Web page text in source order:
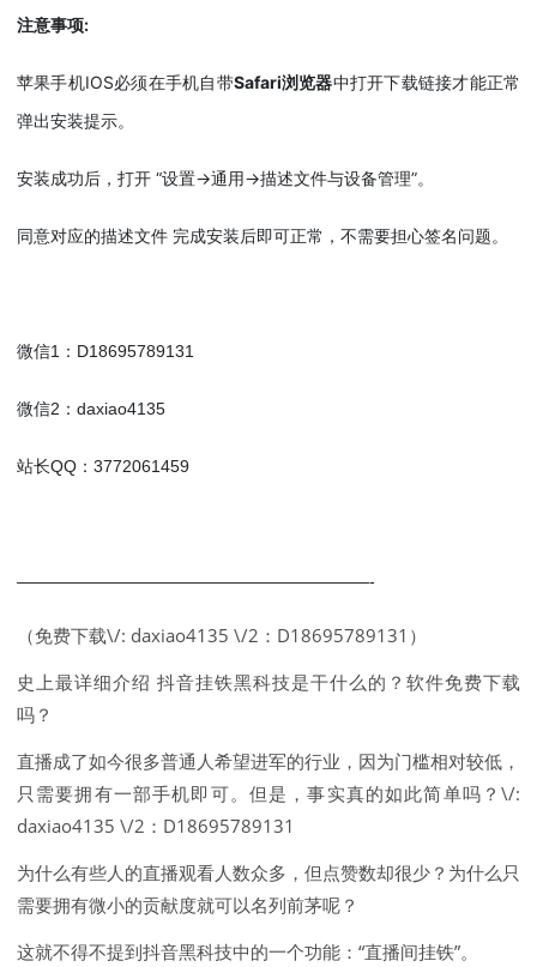
注意事项:
苹果手机IOS必须在手机自带Safari浏览器中打开下载链接才能正常
弹出安装提示。
安装成功后，打开 “设置->通用->描述文件与设备管理”。
同意对应的描述文件 完成安装后即可正常，不需要担心签名问题。
微信1：D18695789131
微信2：daxiao4135
站长QQ：3772061459
—————————————————————-
（免费下载\/: daxiao4135 \/2：D18695789131）
史上最详细介绍 抖音挂铁黑科技是干什么的？软件免费下载
吗？
直播成了如今很多普通人希望进军的行业，因为门槛相对较低，
只需要拥有一部手机即可。但是，事实真的如此简单吗？\/:
daxiao4135 \/2：D18695789131
为什么有些人的直播观看人数众多，但点赞数却很少？为什么只
需要拥有微小的贡献度就可以名列前茅呢？
这就不得不提到抖音黑科技中的一个功能：“直播间挂铁”。